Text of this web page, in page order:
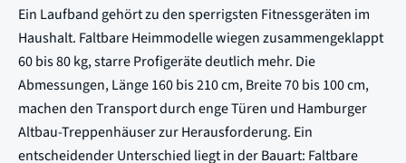
Ein Laufband gehört zu den sperrigsten Fitnessgeräten im
Haushalt. Faltbare Heimmodelle wiegen zusammengeklappt
60 bis 80 kg, starre Profigeräte deutlich mehr. Die
Abmessungen, Länge 160 bis 210 cm, Breite 70 bis 100 cm,
machen den Transport durch enge Türen und Hamburger
Altbau-Treppenhäuser zur Herausforderung. Ein
entscheidender Unterschied liegt in der Bauart: Faltbare